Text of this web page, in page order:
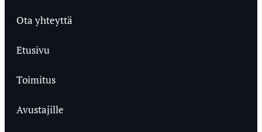
Ota yhteyttä
Etusivu
Toimitus
Avustajille